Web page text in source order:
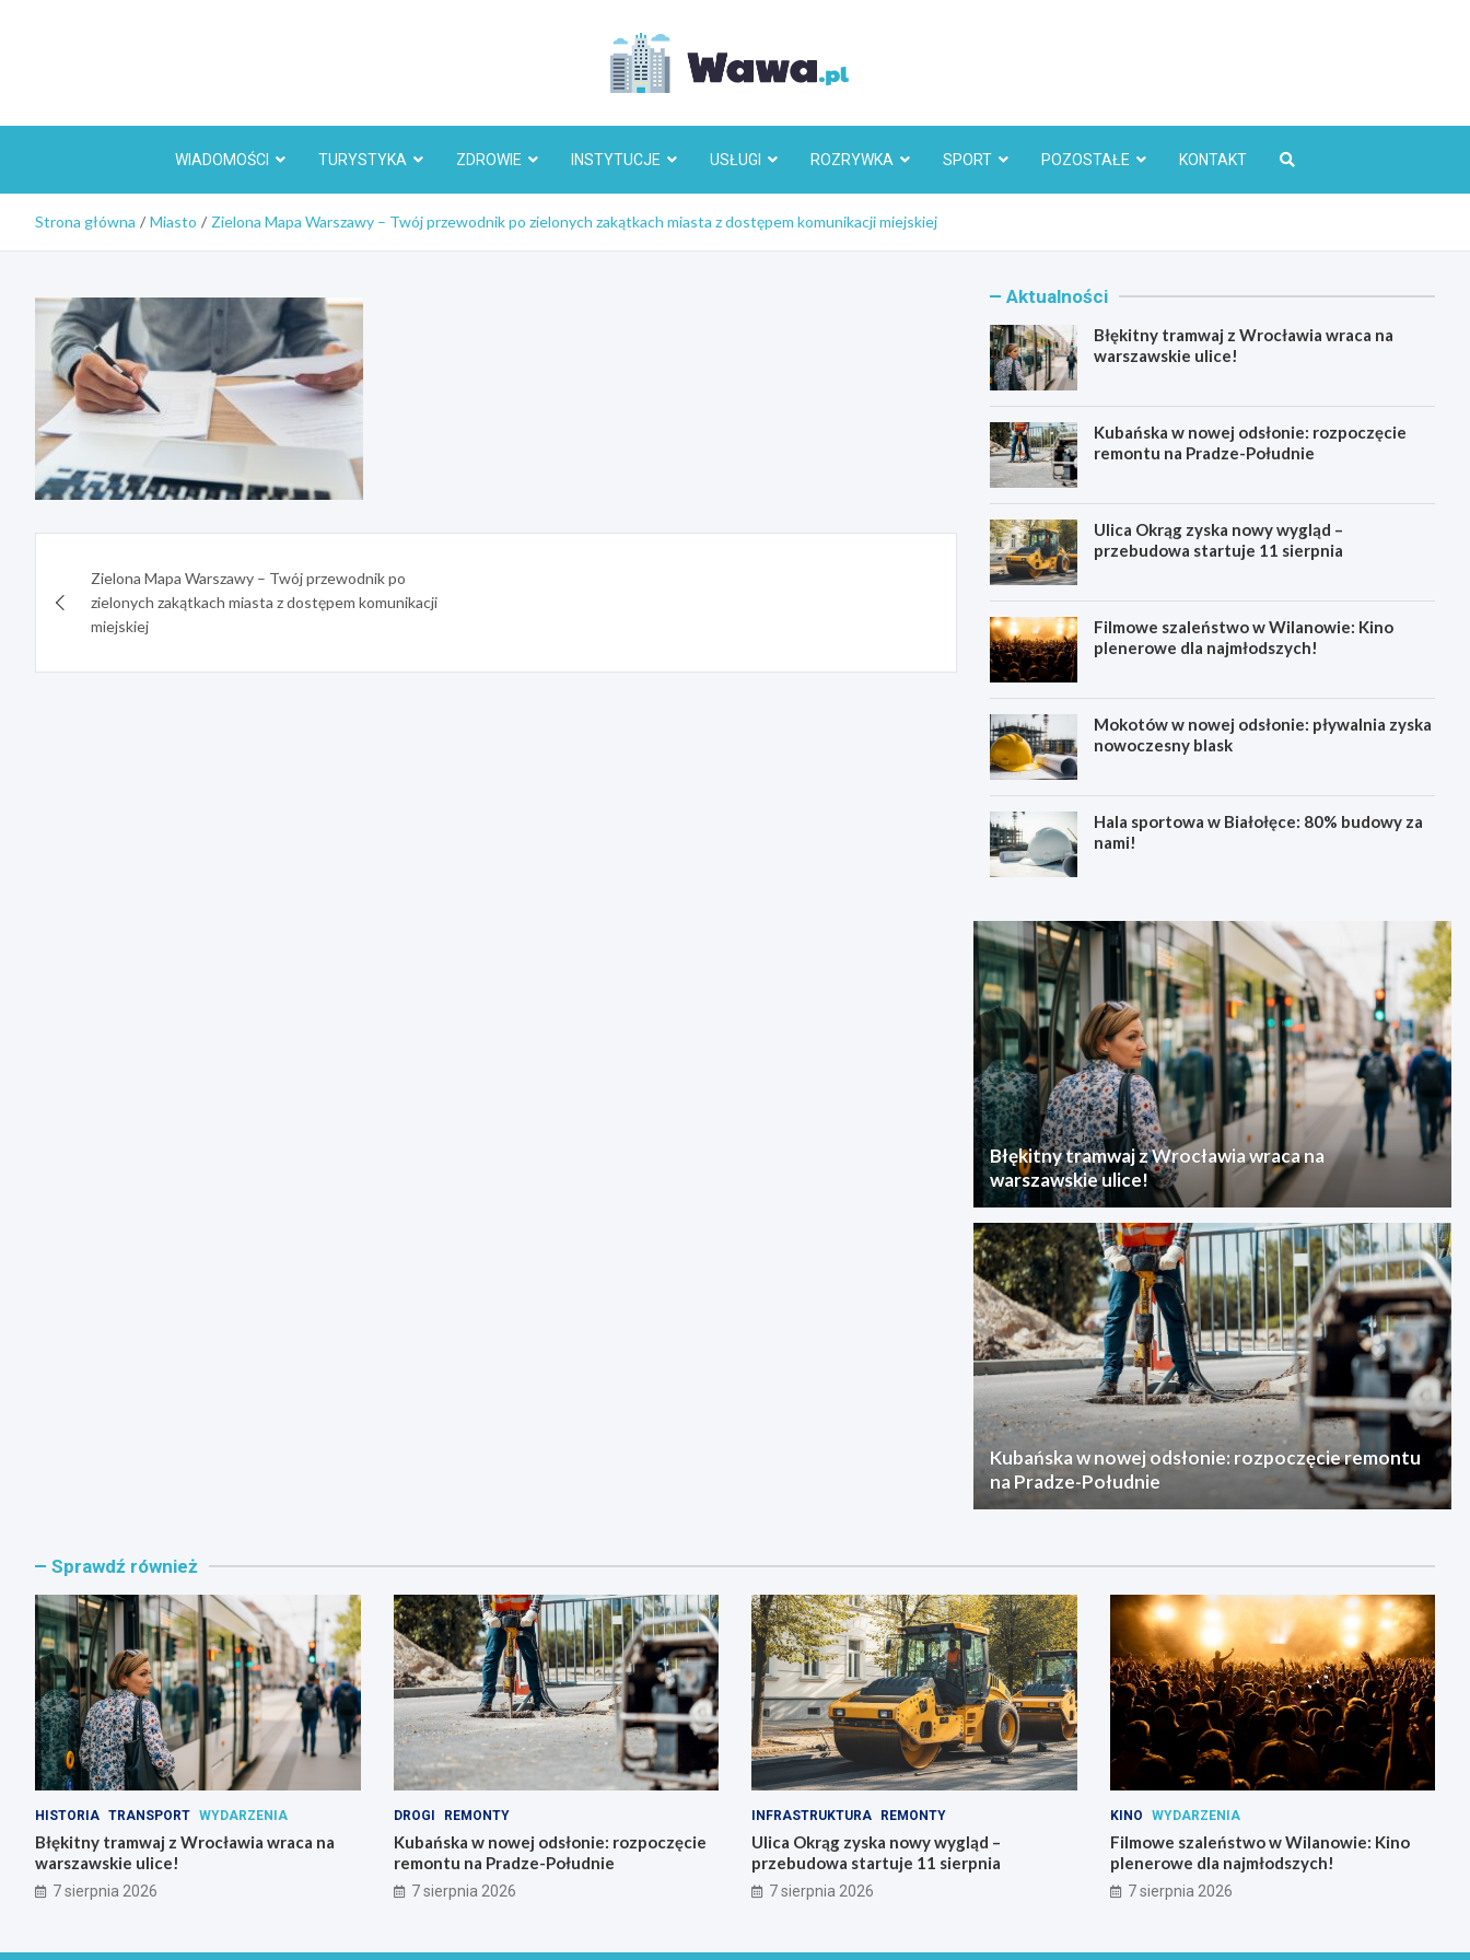
WIADOMOŚCI TURYSTYKA ZDROWIE INSTYTUCJE USŁUGI ROZRYWKA SPORT POZOSTAŁE KONTAKT
Strona główna Miasto Zielona Mapa Warszawy – Twój przewodnik po zielonych zakątkach miasta z dostępem komunikacji miejskiej
wpisuZielona Mapa Warszawy – Twój przewodnik po
zielonych zakątkach miasta z dostępem komunikacji
miejskiej
Aktualności
Błękitny tramwaj z Wrocławia wraca na
warszawskie ulice!
Kubańska w nowej odsłonie: rozpoczęcie
remontu na Pradze-Południe
Ulica Okrąg zyska nowy wygląd –
przebudowa startuje 11 sierpnia
Filmowe szaleństwo w Wilanowie: Kino
plenerowe dla najmłodszych!
Mokotów w nowej odsłonie: pływalnia zyska
nowoczesny blask
Hala sportowa w Białołęce: 80% budowy za
nami!
Błękitny tramwaj z Wrocławia wraca na
warszawskie ulice!
Kubańska w nowej odsłonie: rozpoczęcie remontu
na Pradze-Południe
Sprawdź również
HISTORIA TRANSPORT WYDARZENIA
Błękitny tramwaj z Wrocławia wraca na
warszawskie ulice!
7 sierpnia 2026
DROGI REMONTY
Kubańska w nowej odsłonie: rozpoczęcie
remontu na Pradze-Południe
7 sierpnia 2026
INFRASTRUKTURA REMONTY
Ulica Okrąg zyska nowy wygląd –
przebudowa startuje 11 sierpnia
7 sierpnia 2026
KINO WYDARZENIA
Filmowe szaleństwo w Wilanowie: Kino
plenerowe dla najmłodszych!
7 sierpnia 2026